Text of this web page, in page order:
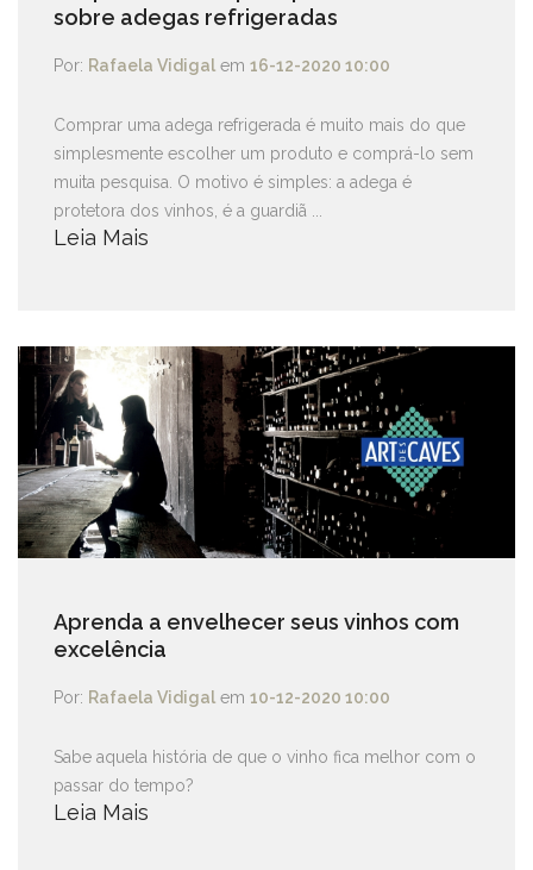
sobre adegas refrigeradas
Por: Rafaela Vidigal em 16-12-2020 10:00
Comprar uma adega refrigerada é muito mais do que
simplesmente escolher um produto e comprá-lo sem
muita pesquisa. O motivo é simples: a adega é
protetora dos vinhos, é a guardiã ...
Leia Mais
Aprenda a envelhecer seus vinhos com
excelência
Por: Rafaela Vidigal em 10-12-2020 10:00
Sabe aquela história de que o vinho fica melhor com o
passar do tempo?
Leia Mais